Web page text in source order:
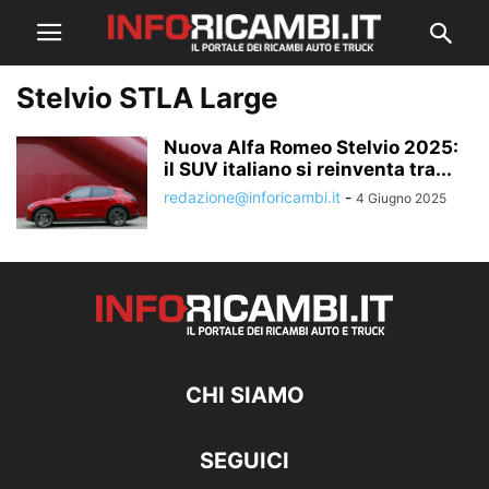
Stelvio STLA Large
Nuova Alfa Romeo Stelvio 2025:
il SUV italiano si reinventa tra...
redazione@inforicambi.it - 4 Giugno 2025
CHI SIAMO
SEGUICI